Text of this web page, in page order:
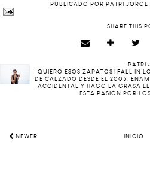
PUBLICADO POR PATRI JORGE
SHARE THIS
PATRI
¡QUIERO ESOS ZAPATOS! FALL IN
DE CALZADO DESDE EL 2005.
ACCIDENTAL Y HAGO LA GRASA
ESTA PASIÓN POR
NEWER INICIO